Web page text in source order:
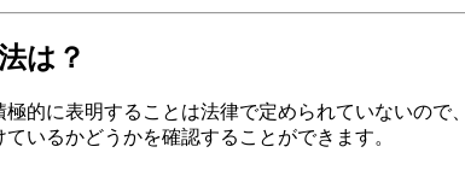
は？
的に表明することは法律で定められていないの
いるかどうかを確認することができます。